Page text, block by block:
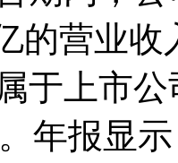
的营业
于上市
年报显